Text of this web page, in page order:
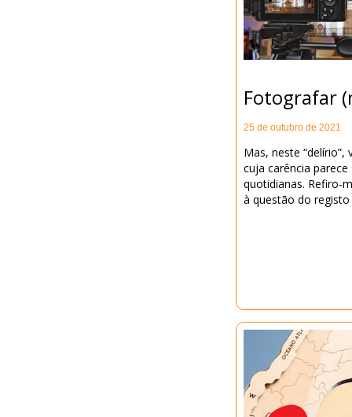
Fotografar
25 de outubro de 2021
Mas, neste
cuja carência
quotidianas. Refiro-
à questão do